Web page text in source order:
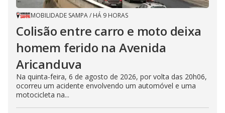
MOBILIDADE SAMPA/ HÁ 9 HORAS
Colisão entre carro e moto deixa
homem ferido na Avenida
Aricanduva
Na quinta-feira, 6 de agosto de 2026, por volta das 20h06,
ocorreu um acidente envolvendo um automóvel e uma
motocicleta na...